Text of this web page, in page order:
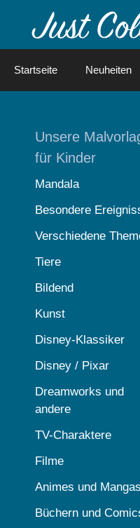
Startseite Neuheiten
Unsere
für Kinder
Mandala
Besondere
Verschiedene
Tiere
Bildend
Kunst
Disney-Klassiker
Disney / Pixar
Dreamworks und
andere
TV-Charaktere
Filme
Animes und Mangas
Büchern und